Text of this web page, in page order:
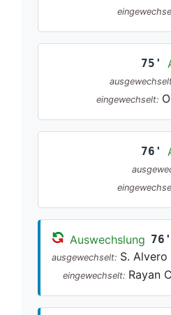
75'
eingewechselt:
76'
Auswechslung 76'
ausgewechselt: S. Alvero
eingewechselt: Rayan